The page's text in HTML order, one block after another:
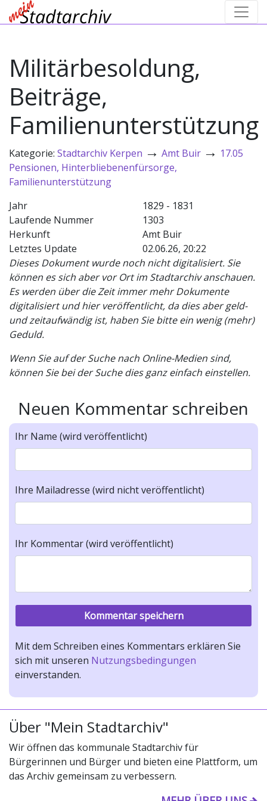
Militärbesoldung,
Beiträge,
Familienunterstützung
Kategorie: Stadtarchiv Kerpen → Amt Buir → 17.05
Pensionen, Hinterbliebenenfürsorge,
Familienunterstützung
Jahr
1829 - 1831
Laufende Nummer
1303
Herkunft
Amt Buir
Letztes Update
02.06.26, 20:22
Dieses Dokument wurde noch nicht digitalisiert. Sie
können es sich aber vor Ort im Stadtarchiv anschauen.
Es werden über die Zeit immer mehr Dokumente
digitalisiert und hier veröffentlicht, da dies aber geld-
und zeitaufwändig ist, haben Sie bitte ein wenig (mehr)
Geduld.
Wenn Sie auf der Suche nach Online-Medien sind,
können Sie bei der Suche dies ganz einfach einstellen.
Neuen Kommentar schreiben
Ihr Name (wird veröffentlicht)
Ihre Mailadresse (wird nicht veröffentlicht)
Ihr Kommentar (wird veröffentlicht)
Mit dem Schreiben eines Kommentars erklären Sie
sich mit unseren Nutzungsbedingungen
einverstanden.
Über "Mein Stadtarchiv"
Wir öffnen das kommunale Stadtarchiv für
Bürgerinnen und Bürger und bieten eine Plattform, um
das Archiv gemeinsam zu verbessern.